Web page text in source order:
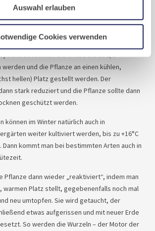
Auswahl erlauben
Cookies verwenden
Düngern. Stark wachsende Arten kann man
in Verbindung mit einer Ernte – gut
sollten die Triebe bis zu 2/3
und die Pflanze an einen kühlen,
hellen) Platz gestellt werden. Der
stark reduziert und die Pflanze sollte dann
geschützt werden.
können im Winter natürlich auch in
weiter kultiviert werden, bis zu +16°C
kommt man bei bestimmten Arten auch in
Pflanze dann wieder „reaktiviert“, indem man
warmen Platz stellt, gegebenenfalls noch mal
neu umtopfen. Sie wird getaucht, der
etwas aufgerissen und mit neuer Erde
So werden die Wurzeln – der Motor der